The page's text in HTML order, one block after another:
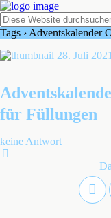
Tags › Adventskalender
28. Juli 2021
für Füllungen
keine Antwort